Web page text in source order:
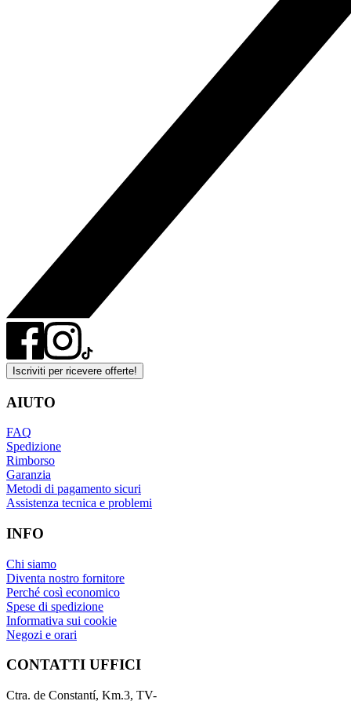
Iscriviti per ricevere offerte!
AIUTO
FAQ
Spedizione
Rimborso
Garanzia
Metodi di pagamento sicuri
Assistenza tecnica e problemi
INFO
Chi siamo
Diventa nostro fornitore
Perché così economico
Spese di spedizione
Informativa sui cookie
Negozi e orari
CONTATTI UFFICI
Ctra. de Constantí, Km.3, TV-